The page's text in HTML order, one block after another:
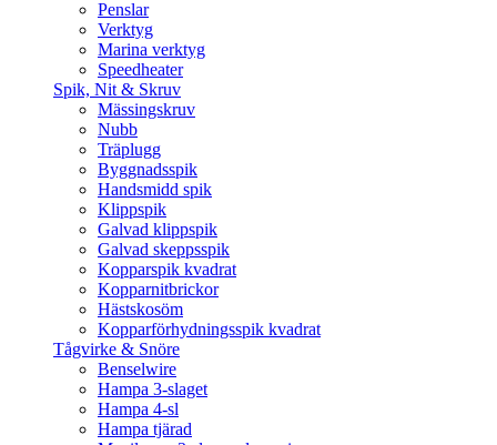
Penslar
Verktyg
Marina verktyg
Speedheater
Spik, Nit & Skruv
Mässingskruv
Nubb
Träplugg
Byggnadsspik
Handsmidd spik
Klippspik
Galvad klippspik
Galvad skeppsspik
Kopparspik kvadrat
Kopparnitbrickor
Hästskosöm
Kopparförhydningsspik kvadrat
Tågvirke & Snöre
Benselwire
Hampa 3-slaget
Hampa 4-sl
Hampa tjärad